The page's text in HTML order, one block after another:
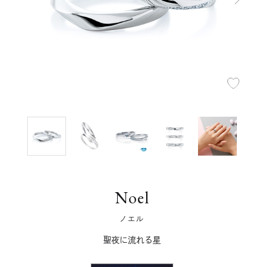
Noel
ノエル
聖夜に流れる星